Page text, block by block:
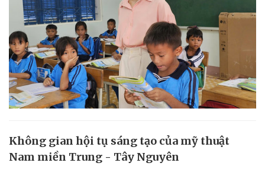
Không gian hội tụ sáng tạo của mỹ thuật
Nam miền Trung - Tây Nguyên